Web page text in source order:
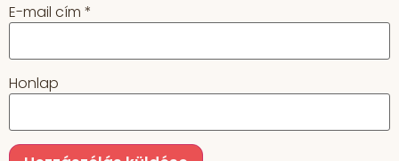
E-mail cím *
Honlap